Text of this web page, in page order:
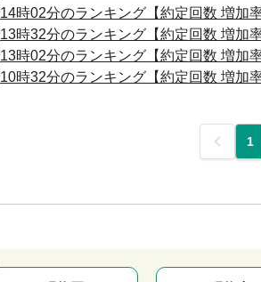
14時02分のランキング【約定回数 増加
13時32分のランキング【約定回数 増加
13時02分のランキング【約定回数 増加
10時32分のランキング【約定回数 増加
前 1